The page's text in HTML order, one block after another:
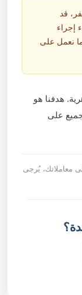
قد
إجراء
نعمل على
هدفنا هو
على
معاملاتك، يُرجى